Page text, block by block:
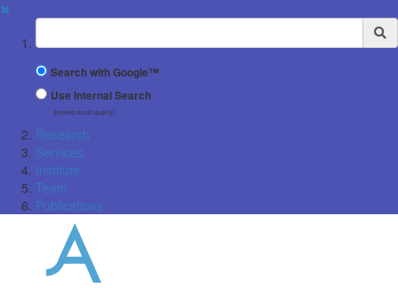
✖
Suchbegriff
Search with Google™
Use Internal Search
(limited result quality)
Research
Services
Institute
Team
Publications